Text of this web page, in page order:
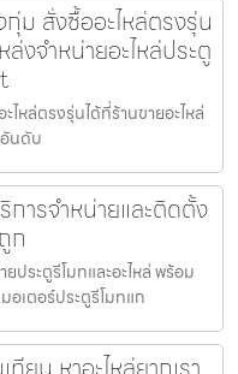
ม สั่งซื้ออะไหล่ตรงรุ่น
งจำหน่ายอะไหล่ประตู
หล่ตรงรุ่นได้ที่ร้านขายอะไหล่
อันดับ
การจำหน่ายและติดตั้ง
ก
ประตูรีโมทและอะไหล่ พร้อม
เตอร์ประตูรีโมทแก